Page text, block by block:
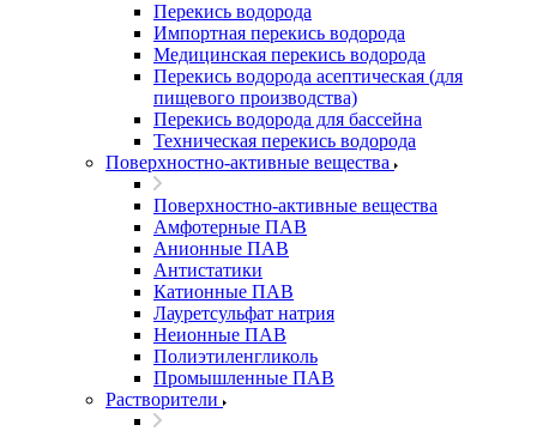
Перекись водорода
Импортная перекись водорода
Медицинская перекись водорода
Перекись водорода асептическая (для
пищевого производства)
Перекись водорода для бассейна
Техническая перекись водорода
Поверхностно-активные вещества
Поверхностно-активные вещества
Амфотерные ПАВ
Анионные ПАВ
Антистатики
Катионные ПАВ
Лауретсульфат натрия
Неионные ПАВ
Полиэтиленгликоль
Промышленные ПАВ
Растворители